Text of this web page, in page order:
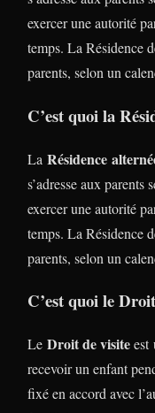
exercer une autorité
temps. La Résidence
parents, selon un
C’est quoi la
La Résidence
s’adresse aux parents
exercer une autorité
temps. La Résidence
parents, selon un
C’est quoi le
Le Droit de visiteest
recevoir un enfant
fixé en accord avec